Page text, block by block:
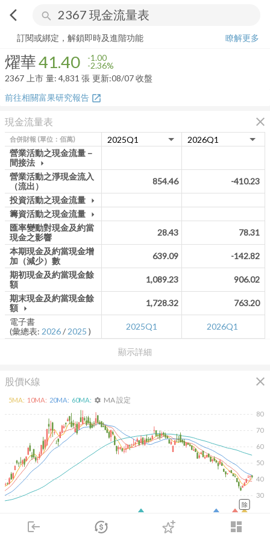
arrow_back_ios search
login dashboard
市場 登入
燿華 41.40-2.36%
訂閱或綁定，解鎖即時及進階功能
瞭解更多
燿華41.40 -1.00
-2.36%
2367 上市 量: 4,831 張 更新:08/07 收盤
前往相關富果研究報告 open_in_new
現金流量表 close
顯示詳細
合併財報 (單位：佰萬)
營業活動之現金流量－
間接法 arrow_drop_down
營業活動之淨現金流入
（流出）
854.46
-410.23
投資活動之現金流量 arrow_drop_down
籌資活動之現金流量 arrow_drop_down
匯率變動對現金及約當
現金之影響
28.43
78.31
本期現金及約當現金增
加（減少）數
639.09
-142.82
期初現金及約當現金餘
額
1,089.23
906.02
期末現金及約當現金餘
額 arrow_drop_down
1,728.32
763.20
電子書
(彙總表: 2026/ 2025 ) 2025Q1 2026Q1
股價K線 close
30
40
50
60
70
80
5MA: 10MA: 20MA: 60MA: settings MA 設定
除